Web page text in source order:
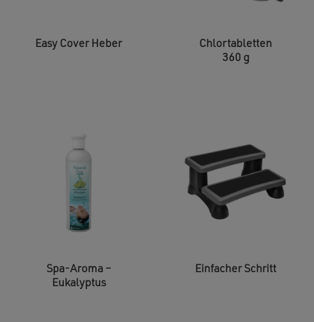
Easy Cover Heber
Chlortabletten
360 g
Spa-Aroma –
Eukalyptus
Einfacher Schritt